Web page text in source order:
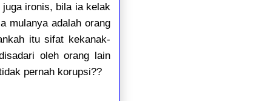
ironis, bila ia kelak
mulanya adalah orang
itu sifat kekanak-
oleh orang lain
pernah korupsi??